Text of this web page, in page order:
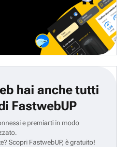
hai anche tutti
FastwebUP
e premiarti in modo
Scopri FastwebUP, è gratuito!